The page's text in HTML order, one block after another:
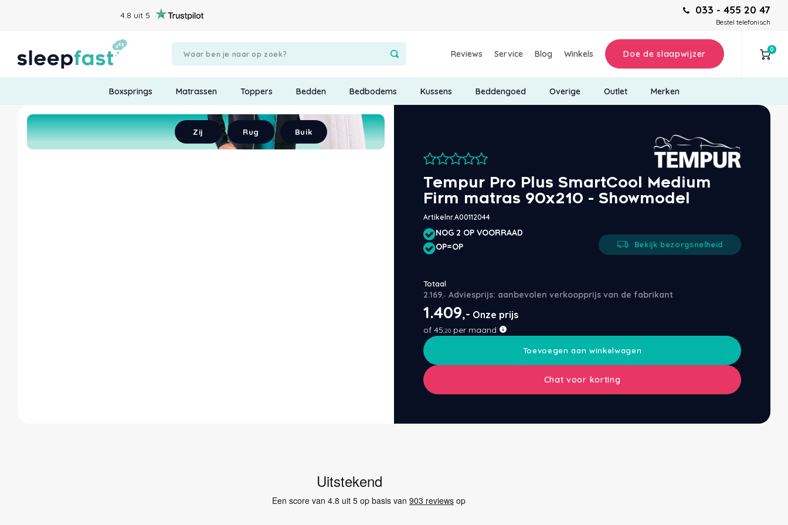
4.8 uit 5 033 - 455 20 47
Bestel telefonisch
Reviews Service Blog Winkels Doe de slaapwijzer 0
Boxsprings Matrassen Toppers Bedden Bedbodems Kussens Beddengoed Overige Outlet Merken
Zij Rug Buik
Verstuur
Begin met chatten
Tempur Pro Plus SmartCool Medium
Firm matras 90x210 - Showmodel
Artikelnr.A00112044
NOG 2 OP VOORRAAD
OP=OP
Bekijk bezorgsnelheid
Totaal
2.169 ,- Adviesprijs: aanbevolen verkoopprijs van de fabrikant
1.409,- Onze prijs
of 45 ,20 per maand
Toevoegen aan winkelwagen
Chat voor korting